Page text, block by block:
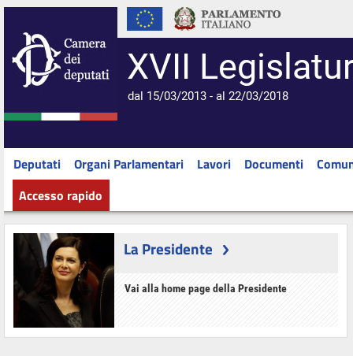
XVII
dal 15/03/2013 - al 22/03/2018
Deputati Organi Parlamentari Lavori Documenti
Accesso rapido
La Presidente
Vai alla home page della Presidente